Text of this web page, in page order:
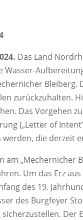
Das Land
Wasser-
zurückzuhalten.
Das Vorgehen
(„Letter of
die derzeit
am „Mechernicher
Um das Erz
des 19.
des Burgfeyer